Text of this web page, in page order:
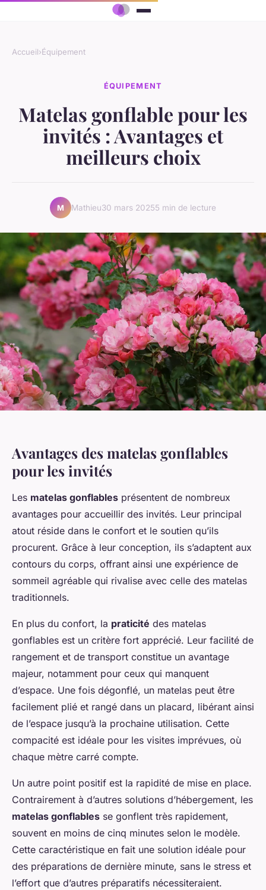
Accueil›Équipement
ÉQUIPEMENT
Matelas gonflable pour les
invités : Avantages et
meilleurs choix
M Mathieu30 mars 20255 min de lecture
Avantages des matelas gonflables
pour les invités
Les matelas gonflables présentent de nombreux
avantages pour accueillir des invités. Leur principal
atout réside dans le confort et le soutien qu’ils
procurent. Grâce à leur conception, ils s’adaptent aux
contours du corps, offrant ainsi une expérience de
sommeil agréable qui rivalise avec celle des matelas
traditionnels.
En plus du confort, la praticité des matelas
gonflables est un critère fort apprécié. Leur facilité de
rangement et de transport constitue un avantage
majeur, notamment pour ceux qui manquent
d’espace. Une fois dégonflé, un matelas peut être
facilement plié et rangé dans un placard, libérant ainsi
de l’espace jusqu’à la prochaine utilisation. Cette
compacité est idéale pour les visites imprévues, où
chaque mètre carré compte.
Un autre point positif est la rapidité de mise en place.
Contrairement à d’autres solutions d’hébergement, les
matelas gonflables se gonflent très rapidement,
souvent en moins de cinq minutes selon le modèle.
Cette caractéristique en fait une solution idéale pour
des préparations de dernière minute, sans le stress et
l’effort que d’autres préparatifs nécessiteraient.